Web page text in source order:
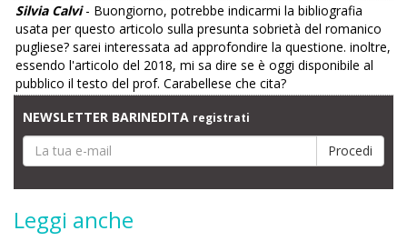
Silvia Calvi- Buongiorno, potrebbe indicarmi la bibliografia
usata per questo articolo sulla presunta sobrietà del romanico
pugliese? sarei interessata ad approfondire la questione. inoltre,
essendo l'articolo del 2018, mi sa dire se è oggi disponibile al
pubblico il testo del prof. Carabellese che cita?
NEWSLETTER BARINEDITA registrati
Leggi anche